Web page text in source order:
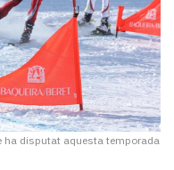
ha disputat aquesta temporada